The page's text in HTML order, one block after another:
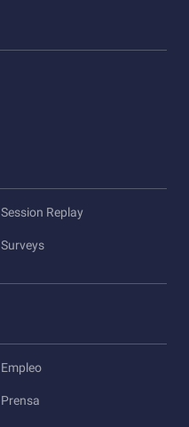
Session Replay
Surveys
Empleo
Prensa